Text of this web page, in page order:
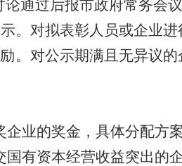
论通过后报市政府常务会
示。对拟表彰人员或企业
励。对公示期满且无异议
企业的奖金，具体分配方
国有资本经营收益突出的